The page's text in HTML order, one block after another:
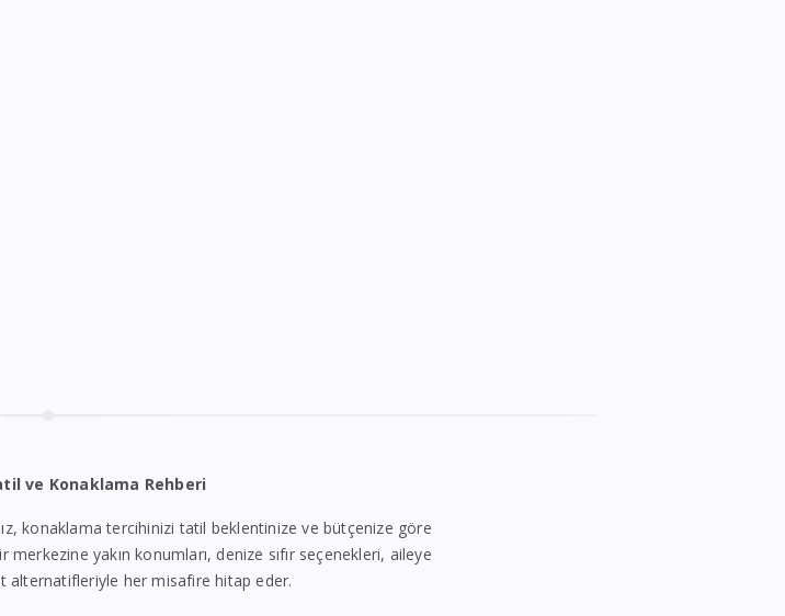
ve Konaklama Rehberi
konaklama tercihinizi tatil beklentinize ve bütçenize göre
yakın konumları, denize sıfır seçenekleri, aileye
alternatifleriyle her misafire hitap eder.